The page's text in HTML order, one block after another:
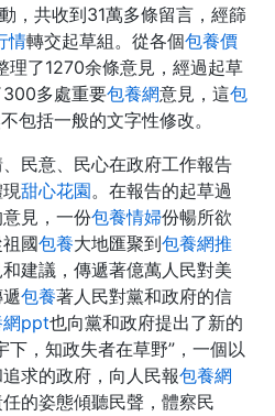
，共收到31萬多條留言，經篩
情轉交起草組。從各個包養價
理了1270余條意見，經過起草
多處重要包養網意見，這包
包括一般的文字性修改。
、民意、民心在政府工作報告
甜心花園。在報告的起草過
見，一份包養情婦份暢所欲
國包養大地匯聚到包養網推
建議，傳遞著億萬人民對美
包養著人民對黨和政府的信
網ppt也向黨和政府提出了新的
下，知政失者在草野”，一個以
求的政府，向人民報包養網
的姿態傾聽民聲，體察民